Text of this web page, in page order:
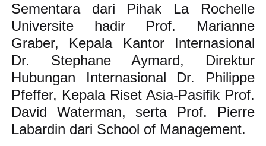
Sementara dari Pihak La Rochelle
Universite hadir Prof. Marianne
Graber, Kepala Kantor Internasional
Dr. Stephane Aymard, Direktur
Hubungan Internasional Dr. Philippe
Pfeffer, Kepala Riset Asia-Pasifik Prof.
David Waterman, serta Prof. Pierre
Labardin dari School of Management.